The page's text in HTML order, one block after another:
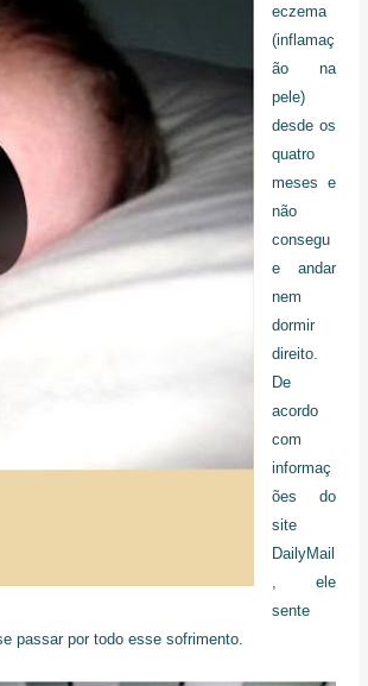
eczema
(inflamaç
ão na
pele)
desde os
quatro
meses e
não
consegu
e andar
nem
dormir
direito.
De
acordo
com
informaç
ões do
site
DailyMail
, ele
sente
passar por todo esse sofrimento.